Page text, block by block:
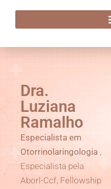
Dra. Luziana
Dra.
Luziana
Ramalho
Especialista em
Otorrinolaringologia ,
Especialista pela
Aborl-Ccf, Fellowship